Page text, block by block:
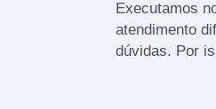
Executamos
atendimento
dúvidas. Por